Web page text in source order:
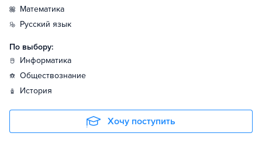
математика
русский язык
По выбору:
информатика
обществознание
история
Хочу поступить